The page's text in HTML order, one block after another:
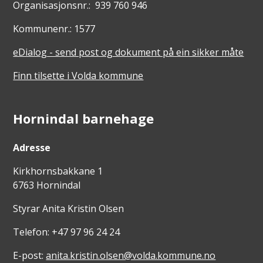
Organisasjonsnr.: 939 760 946
Kommunenr.: 1577
eDialog - send post og dokument på ein sikker måte
Finn tilsette i Volda kommune
Hornindal barnehage
Adresse
Kirkhornsbakkane 1
6763 Hornindal
Styrar Anita Kristin Olsen
Telefon: +47 97 96 24 24
E-post:anita.kristin.olsen@volda.kommune.no